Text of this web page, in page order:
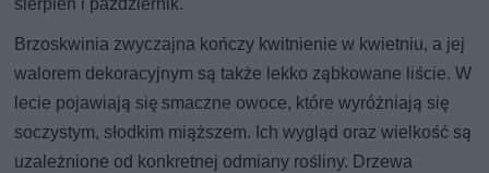
Brzoskwinia zwyczajna kończy kwitnienie w kwietniu, a jej
walorem dekoracyjnym są także lekko ząbkowane liście. W
lecie pojawiają się smaczne owoce, które wyróżniają się
soczystym, słodkim miąższem. Ich wygląd oraz wielkość są
uzależnione od konkretnej odmiany rośliny. Drzewa